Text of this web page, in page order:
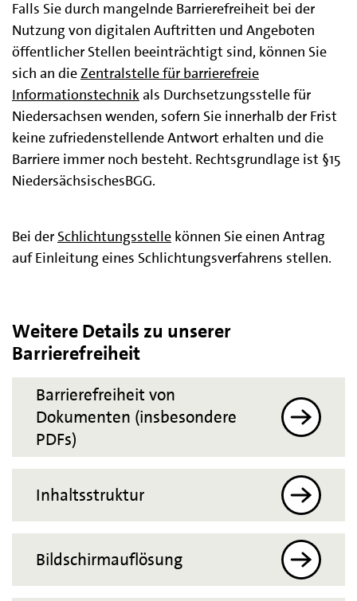
Falls Sie durch mangelnde Barrierefreiheit bei der
Nutzung von digitalen Auftritten und Angeboten
öffentlicher Stellen beeinträchtigt sind, können Sie
sich an dieZentralstelle für barrierefreie
Informationstechnikals Durchsetzungsstelle für
Niedersachsen wenden, sofern Sie innerhalb der Frist
keine zufriedenstellende Antwort erhalten und die
Barriere immer noch besteht. Rechtsgrundlage ist §15
NiedersächsischesBGG.
Bei der Schlichtungsstelle können Sie einen Antrag
auf Einleitung eines Schlichtungsverfahrens stellen.
Weitere Details zu unserer
Barrierefreiheit
Barrierefreiheit von
Dokumenten (insbesondere
PDFs)
Inhaltsstruktur
Bildschirmauflösung